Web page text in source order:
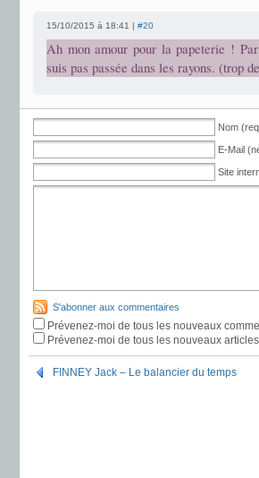
15/10/2015 à 18:41 | #20
Ah mon amour pour la papeterie !
suis pas passée dans les rayons. (trop
Nom
E-Mail
Site
S'abonner aux commentaires
Prévenez-moi de tous les nouveaux
Prévenez-moi de tous les nouveaux
FINNEY Jack – Le balancier du temps